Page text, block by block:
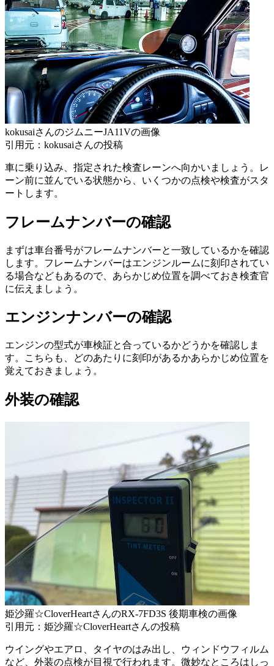
kokusaiさんのジムニーJA11Vの画像
引用元：kokusaiさんの投稿
車に乗り込み、指定された検査レーンへ向かいましょう。レ
ーン前に並んでいる状態から、いくつかの点検や検査がスタ
ートします。
フレームナンバーの確認
まずは車台番号がフレームナンバーと一致しているかを確認
します。フレームナンバーはエンジンルームに刻印されてい
る場合などもあるので、あらかじめ位置を調べておき検査官
に伝えましょう。
エンジンナンバーの確認
エンジンの型式が車検証と合っているかどうかを確認しま
す。こちらも、どのあたりに刻印があるかあらかじめ位置を
覚えておきましょう。
外装の確認
姫沙羅☆CloverHeartさんのRX-7FD3S 後期車検の画像
引用元：姫沙羅☆CloverHeartさんの投稿
ウイングやエアロ、タイヤのはみ出し、ウィンドウフィルム
など、外装の点検が目視で行われます。微妙なところはしっ